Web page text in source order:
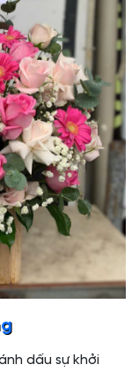
dấu sự khởi